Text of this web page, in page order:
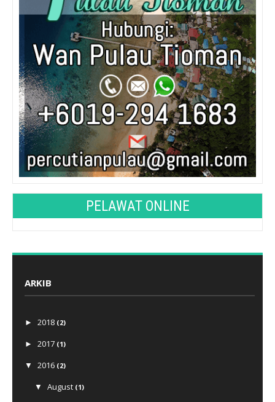
PELAWAT ONLINE
ARKIB
► 2018 (2)
► 2017 (1)
▼ 2016 (2)
▼ August (1)